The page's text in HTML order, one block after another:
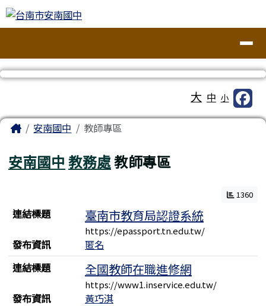
跳至主內容區
台南市安南國中
大 中 小
主內容區域
Home安南國中 教師專區
安南國中 教務處教師專區
1360
連結列表
連結標題 臺南市教育局認證系統
https://epassport.tn.edu.tw/
發布資訊
匿名
連結標題
全國教師在職進修網
https://www1.inservice.edu.tw/
發布資訊
黃巧淇
頁尾區域